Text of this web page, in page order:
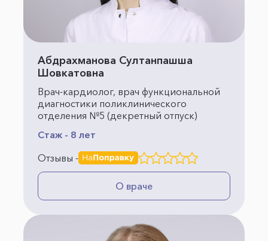
Абдрахманова Султанпашша
Шовкатовна
Врач-кардиолог, врач функциональной
диагностики поликлинического
отделения №5 (декретный отпуск)
Стаж - 8 лет
Отзывы -
О враче